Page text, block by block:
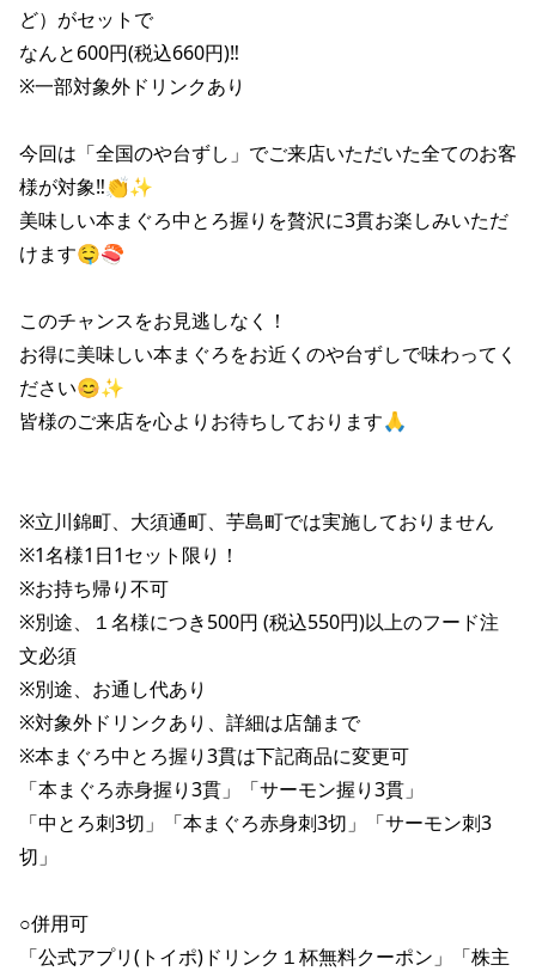
華花
有価証券報告書等法定開示資料
株主通信
その他IR資料
適時開示資料
株主優待
電子公告
FAQ
IRお問い合わせ
ど）がセットで
なんと600円(税込660円)‼
※一部対象外ドリンクあり
今回は「全国のや台ずし」でご来店いただいた全てのお客
様が対象‼👏✨
美味しい本まぐろ中とろ握りを贅沢に3貫お楽しみいただ
けます🤤🍣
このチャンスをお見逃しなく！
お得に美味しい本まぐろをお近くのや台ずしで味わってく
ださい😊✨
皆様のご来店を心よりお待ちしております🙏
※立川錦町、大須通町、芋島町では実施しておりません
※1名様1日1セット限り！
※お持ち帰り不可
※別途、１名様につき500円 (税込550円)以上のフード注
文必須
※別途、お通し代あり
※対象外ドリンクあり、詳細は店舗まで
※本まぐろ中とろ握り3貫は下記商品に変更可
「本まぐろ赤身握り3貫」「サーモン握り3貫」
「中とろ刺3切」「本まぐろ赤身刺3切」「サーモン刺3
切」
○併用可
「公式アプリ(トイポ)ドリンク１杯無料クーポン」「株主